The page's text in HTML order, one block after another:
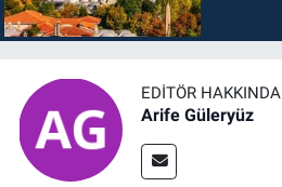
EDITÖR HAKKINDA
Arife Güleryüz